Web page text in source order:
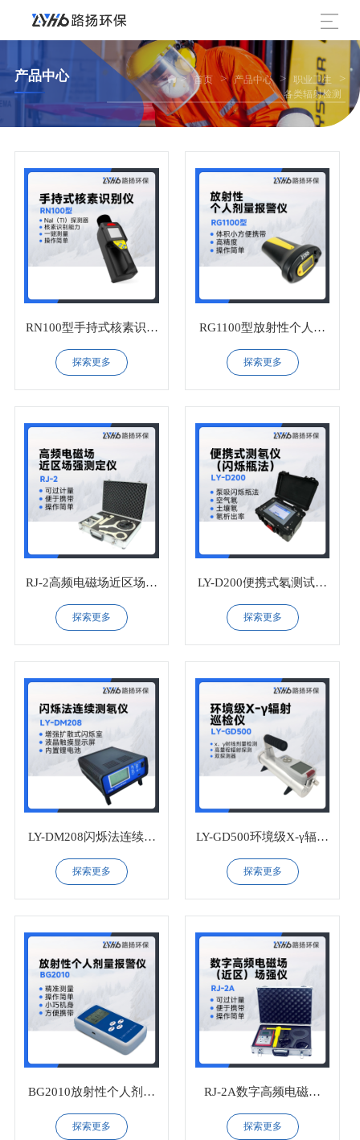
产品中心 > 首页 > 产品中心 > 职业卫生 >
各类辐射检测
RN100型手持式核素识别
仪
探索更多
RG1100型放射性个人剂
量报警仪
探索更多
RJ-2高频电磁场近区场强
测定仪
探索更多
LY-D200便携式氡测试仪
（闪烁瓶法）
探索更多
LY-DM208闪烁法连续测
氡仪
探索更多
LY-GD500环境级X-γ辐射
巡检仪
探索更多
BG2010放射性个人剂量
报警仪
探索更多
RJ-2A数字高频电磁场
（近区）场强仪
探索更多